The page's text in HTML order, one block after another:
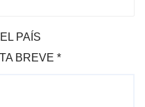
PAÍS
BREVE *